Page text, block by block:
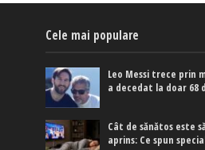
Cele mai populare
Leo Messi trece prin
a decedat la doar 68
Cât de sănătos este
aprins: Ce spun